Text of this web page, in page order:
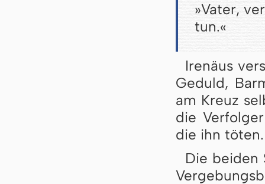
»Vater,
tun.«
Irenäus
Geduld,
am Kreuz
die
die ihn töten.
Die beiden